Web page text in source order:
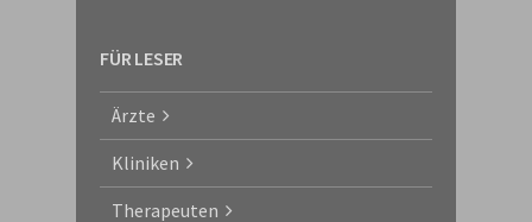
FÜR LESER
Ärzte
Kliniken
Therapeuten